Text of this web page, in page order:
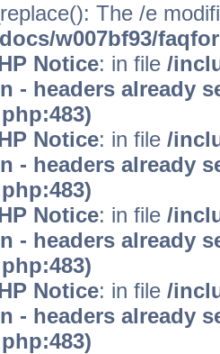
The /e
w007bf93/
Notice: in file /
- headers already
Notice: in file /
- headers already
Notice: in file /
- headers already
Notice: in file /
- headers already